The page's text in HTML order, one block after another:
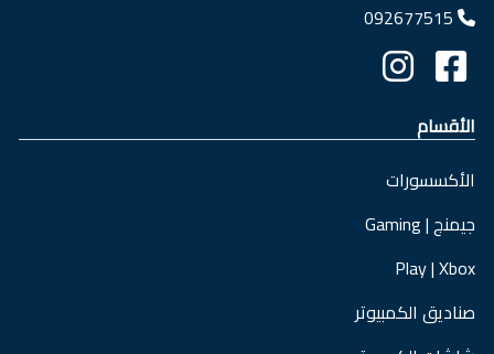
092677515
الأقسام
الأكسسورات
جيمنج | Gaming
Play | Xbox
صناديق الكمبيوتر